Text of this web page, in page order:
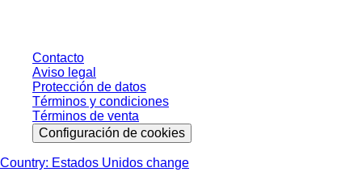
Contacto
Aviso legal
Protección de datos
Términos y condiciones
Términos de venta
Configuración de cookies
Country: Estados Unidos change